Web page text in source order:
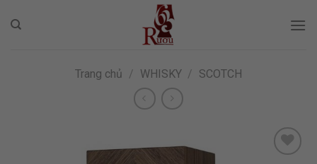
Trang chủ / WHISKY / SCOTCH